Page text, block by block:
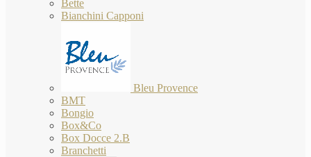
Bette
Bianchini Capponi
Bleu Provence
BMT
Bongio
Box&Co
Box Docce 2.B
Branchetti